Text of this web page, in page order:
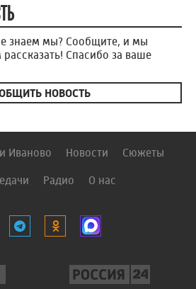
знаем мы? Сообщите, и мы
Спасибо за ваше
НОВОСТЬ
Иваново Новости Сюжеты
Радио О нас